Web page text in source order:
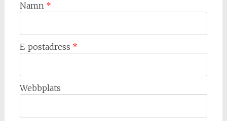
Namn *
E-postadress *
Webbplats